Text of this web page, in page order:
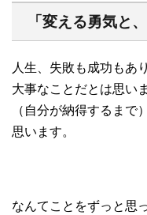
「変える勇気と
人生、失敗も成功もあ
大事なことだとは思い
（自分が納得するまで
思います。
なんてことをずっと思